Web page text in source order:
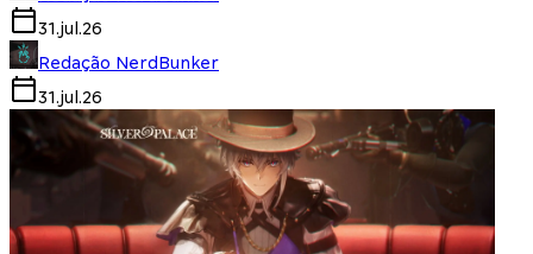
31.jul.26
Redação NerdBunker
31.jul.26